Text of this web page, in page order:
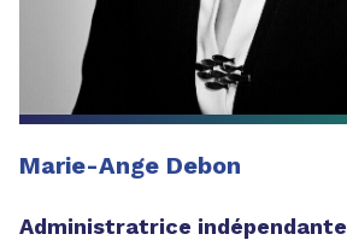
Marie-Ange Debon
Administratrice indépendante